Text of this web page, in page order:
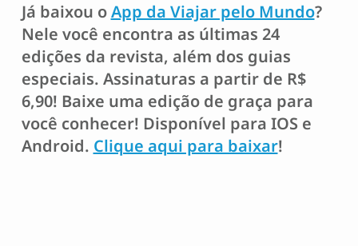
Já baixou oApp da Viajar pelo Mundo?
Nele você encontra as últimas 24
edições da revista, além dos guias
especiais. Assinaturas a partir de R$
6,90! Baixe uma edição de graça para
você conhecer! Disponível para IOS e
Android. Clique aqui para baixar!